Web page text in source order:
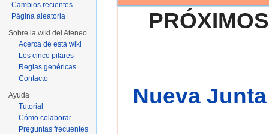
Nueva
Cambios recientes
Página aleatoria
Sobre la wiki del Ateneo
Acerca de esta wiki
Los cinco pilares
Reglas genéricas
Contacto
Ayuda
Tutorial
Cómo colaborar
Preguntas frecuentes